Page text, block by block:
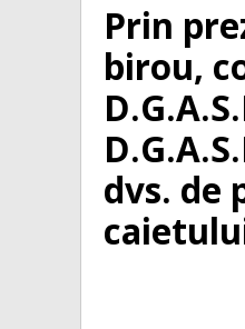
Prin
birou,
dvs. de